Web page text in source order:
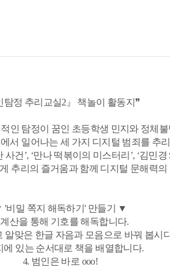
탐정 추리교실2』 책놀이 활동지❞
인 탐정이 꿈인 초등학생 민지와 정체
서 일어나는 세 가지 디지털 범죄를 추
건’, ‘만나 떡볶이의 미스터리’, ‘김민경
추리의 즐거움과 함께 디지털 문해력
'비밀 쪽지 해독하기' 만들기 ▼
계산을 통해 기호를 해독합니다.
알맞은 한글 자음과 모음으로 바꿔 봅시
에 있는 순서대로 책을 배열합니다.
4. 범인은 바로 ooo!